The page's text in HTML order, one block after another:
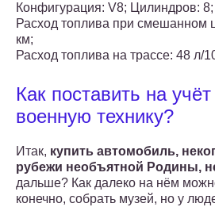
Конфигурация: V8; Цилиндров: 8;
Расход топлива при смешанном
км;
Расход топлива на трассе: 48 л/
Как поставить на
военную технику?
Итак, купить автомобиль,
рубежи необъятной Родины,
дальше? Как далеко на нём
конечно, собрать музей, но у